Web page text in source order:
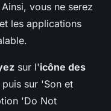
vous ne serez
les applications
sur l'icône des
sur 'Son et
'Do Not